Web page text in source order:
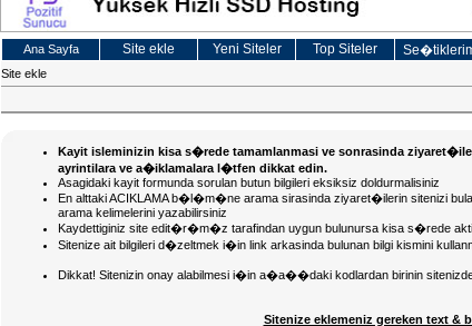
Ana Sayfa Site ekle Yeni Siteler Top Siteler
Site ekle
Kayit isleminizin kisa s�rede tamamlanmasi ve sonrasinda
ayrintilara ve a�iklamalara l�tfen dikkat edin.
Asagidaki kayit formunda sorulan butun bilgileri eksiksiz doldurmalisiniz
En alttaki ACIKLAMA b�l�m�ne arama sirasinda ziyaret�ilerin sitenizi
arama kelimelerini yazabilirsiniz
Kaydettiginiz site edit�r�m�z tarafindan uygun bulunursa kisa s�rede
Sitenize ait bilgileri d�zeltmek i�in link arkasinda bulunan bilgi kismini
Dikkat! Sitenizin onay alabilmesi i�in a�a��daki kodlardan birinin
Sitenize eklemeniz gereken text &